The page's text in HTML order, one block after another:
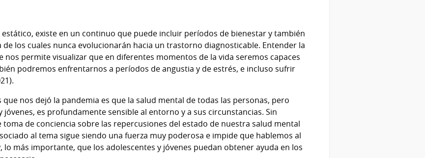
existe en un continuo que puede incluir períodos de bienestar y también
los cuales nunca evolucionarán hacia un trastorno diagnosticable. Entender la
nos permite visualizar que en diferentes momentos de la vida seremos capaces
podremos enfrentarnos a períodos de angustia y de estrés, e incluso sufrir
nos dejó la pandemia es que la salud mental de todas las personas, pero
jóvenes, es profundamente sensible al entorno y a sus circunstancias. Sin
toma de conciencia sobre las repercusiones del estado de nuestra salud mental
al tema sigue siendo una fuerza muy poderosa e impide que hablemos al
más importante, que los adolescentes y jóvenes puedan obtener ayuda en los